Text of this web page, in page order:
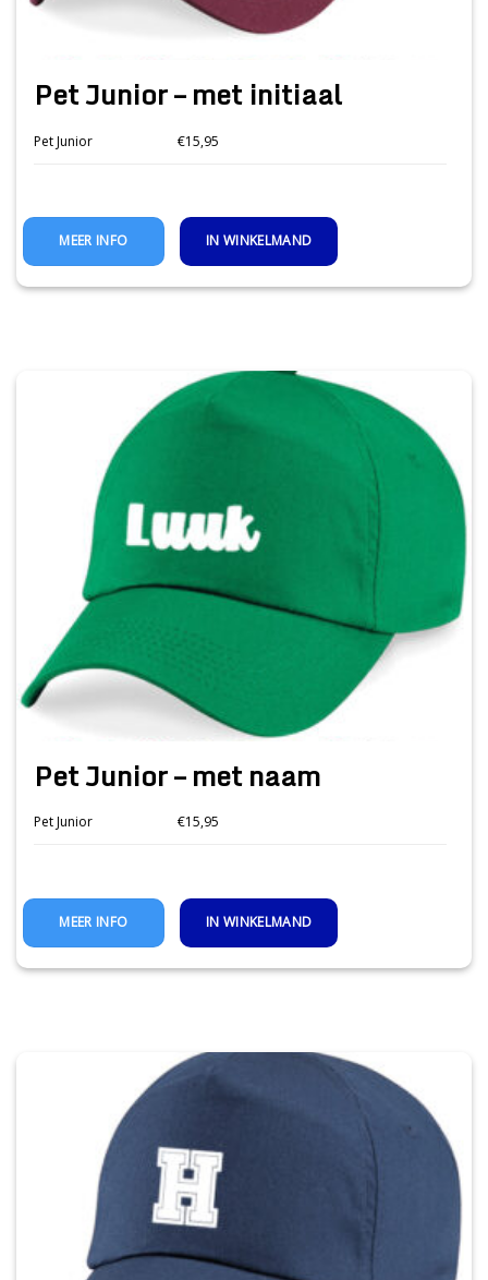
Pet Junior – met initiaal
Pet Junior €15,95
IN WINKELMAND
MEER INFO
Pet Junior – met naam
Pet Junior €15,95
IN WINKELMAND
MEER INFO